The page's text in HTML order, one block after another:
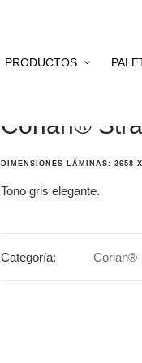
PRODUCTOS
Corian®
DIMENSIONES LÁMINAS: 3658
Tono gris elegante.
Categoría: Corian®